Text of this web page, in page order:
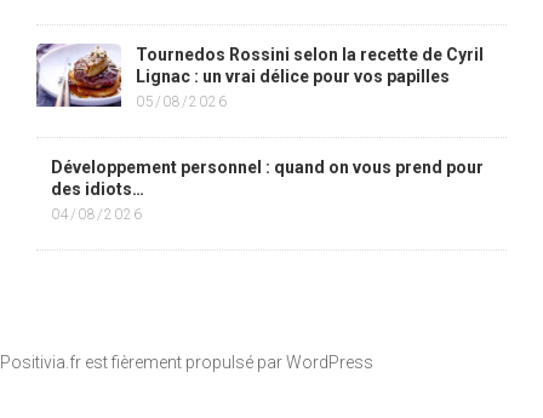
Tournedos Rossini selon la recette de Cyril
Lignac : un vrai délice pour vos papilles
05/08/2026
Développement personnel : quand on vous prend pour
des idiots…
04/08/2026
Positivia.fr est fièrement propulsé parWordPress